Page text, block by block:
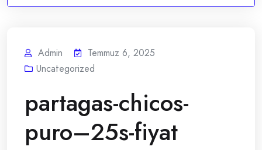
Admin
Temmuz 6, 2025
Uncategorized
partagas-chicos-
puro–25s-fiyat